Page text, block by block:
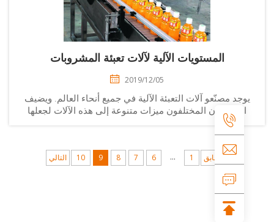
المستويات الآلية لآلات تعبئة المشروبات
2019/12/05
مصنّعو آلات التعبئة الآلية في جميع أنحاء العالم. ويضيف
المصنعون المختلفون ميزات متنوعة إلى هذه الآلات لجعلها
وفعالة ومتينة. ولهذا السبب، يبحث الأفراد والشركات
السابق التالي